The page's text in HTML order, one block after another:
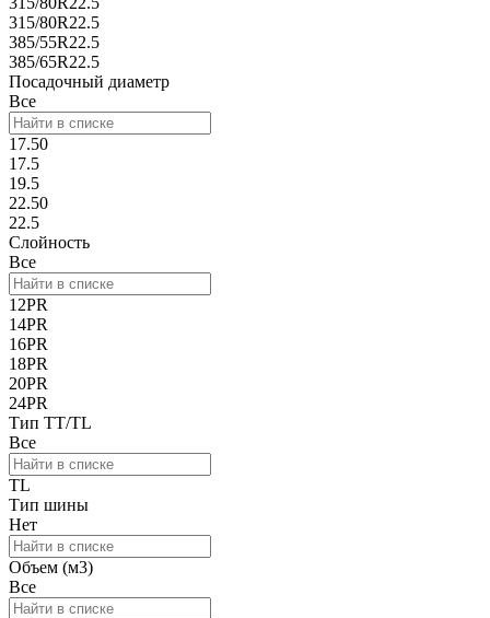
315/80R22.5
385/55R22.5
385/65R22.5
Посадочный диаметр
Все
17.50
17.5
19.5
22.50
22.5
Слойность
Все
12PR
14PR
16PR
18PR
20PR
24PR
Тип TT/TL
Все
TL
Тип шины
Нет
Объем (м3)
Все